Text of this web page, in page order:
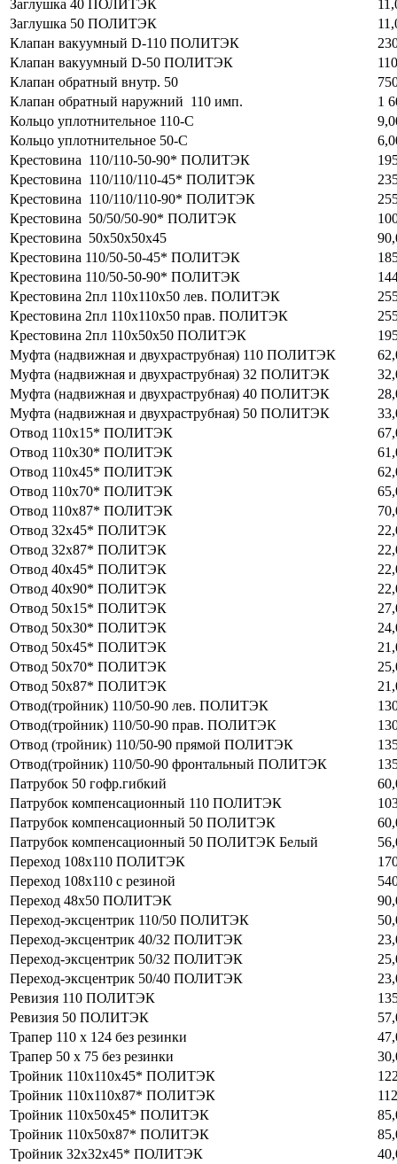
Заглушка 40 ПОЛИТЭК
Заглушка 50 ПОЛИТЭК
Клапан вакуумный D-110 ПОЛИТЭК
Клапан вакуумный D-50 ПОЛИТЭК
Клапан обратный внутр. 50
Клапан обратный наружний 110 имп.
1
Кольцо уплотнительное 110-С
Кольцо уплотнительное 50-С
Крестовина 110/110-50-90* ПОЛИТЭК
Крестовина 110/110/110-45* ПОЛИТЭК
Крестовина 110/110/110-90* ПОЛИТЭК
Крестовина 50/50/50-90* ПОЛИТЭК
Крестовина 50х50х50х45
Крестовина 110/50-50-45* ПОЛИТЭК
Крестовина 110/50-50-90* ПОЛИТЭК
Крестовина 2пл 110х110х50 лев. ПОЛИТЭК
Крестовина 2пл 110х110х50 прав. ПОЛИТЭК
Крестовина 2пл 110х50х50 ПОЛИТЭК
Муфта (надвижная и двухраструбная) 110 ПОЛИТЭК
Муфта (надвижная и двухраструбная) 32 ПОЛИТЭК
Муфта (надвижная и двухраструбная) 40 ПОЛИТЭК
Муфта (надвижная и двухраструбная) 50 ПОЛИТЭК
Отвод 110х15* ПОЛИТЭК
Отвод 110х30* ПОЛИТЭК
Отвод 110х45* ПОЛИТЭК
Отвод 110х70* ПОЛИТЭК
Отвод 110х87* ПОЛИТЭК
Отвод 32х45* ПОЛИТЭК
Отвод 32х87* ПОЛИТЭК
Отвод 40х45* ПОЛИТЭК
Отвод 40х90* ПОЛИТЭК
Отвод 50х15* ПОЛИТЭК
Отвод 50х30* ПОЛИТЭК
Отвод 50х45* ПОЛИТЭК
Отвод 50х70* ПОЛИТЭК
Отвод 50х87* ПОЛИТЭК
Отвод(тройник) 110/50-90 лев. ПОЛИТЭК
Отвод(тройник) 110/50-90 прав. ПОЛИТЭК
Отвод (тройник) 110/50-90 прямой ПОЛИТЭК
Отвод(тройник) 110/50-90 фронтальный ПОЛИТЭК
Патрубок 50 гофр.гибкий
Патрубок компенсационный 110 ПОЛИТЭК
Патрубок компенсационный 50 ПОЛИТЭК
Патрубок компенсационный 50 ПОЛИТЭК Белый
Переход 108х110 ПОЛИТЭК
Переход 108х110 с резиной
Переход 48х50 ПОЛИТЭК
Переход-эксцентрик 110/50 ПОЛИТЭК
Переход-эксцентрик 40/32 ПОЛИТЭК
Переход-эксцентрик 50/32 ПОЛИТЭК
Переход-эксцентрик 50/40 ПОЛИТЭК
Ревизия 110 ПОЛИТЭК
Ревизия 50 ПОЛИТЭК
Трапер 110 х 124 без резинки
Трапер 50 х 75 без резинки
Тройник 110х110х45* ПОЛИТЭК
Тройник 110х110х87* ПОЛИТЭК
Тройник 110х50х45* ПОЛИТЭК
Тройник 110х50х87* ПОЛИТЭК
Тройник 32х32х45* ПОЛИТЭК